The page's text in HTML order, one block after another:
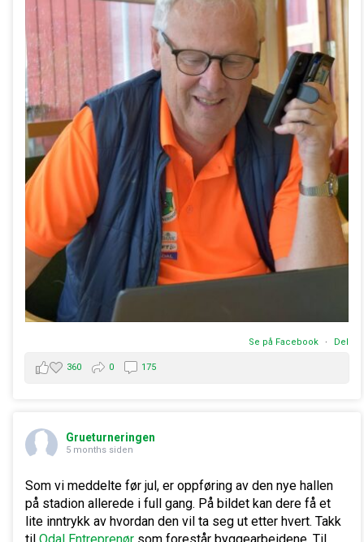
Se på Facebook · Del
360 0 175
Grueturneringen
5 months siden
Som vi meddelte før jul, er oppføring av den nye hallen
på stadion allerede i full gang. På bildet kan dere få et
lite inntrykk av hvordan den vil ta seg ut etter hvert. Takk